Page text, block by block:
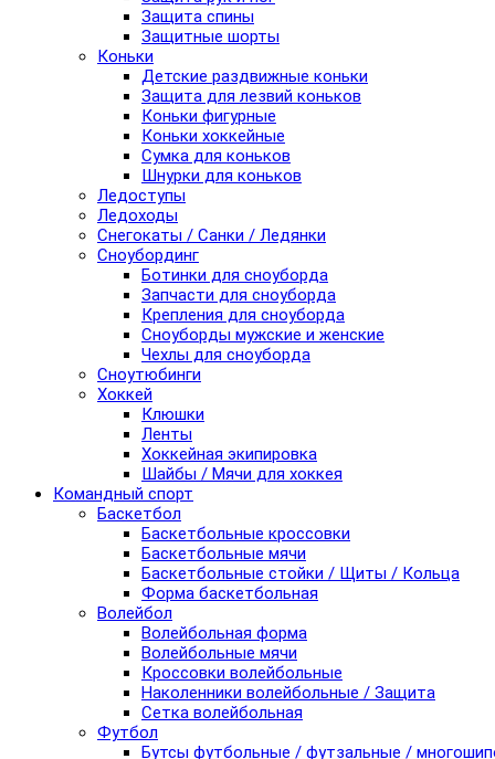
Защита спины
Защитные шорты
Коньки
Детские раздвижные коньки
Защита для лезвий коньков
Коньки фигурные
Коньки хоккейные
Сумка для коньков
Шнурки для коньков
Ледоступы
Ледоходы
Снегокаты / Санки / Ледянки
Сноубординг
Ботинки для сноуборда
Запчасти для сноуборда
Крепления для сноуборда
Сноуборды мужские и женские
Чехлы для сноуборда
Сноутюбинги
Хоккей
Клюшки
Ленты
Хоккейная экипировка
Шайбы / Мячи для хоккея
Командный спорт
Баскетбол
Баскетбольные кроссовки
Баскетбольные мячи
Баскетбольные стойки / Щиты / Кольца
Форма баскетбольная
Волейбол
Волейбольная форма
Волейбольные мячи
Кроссовки волейбольные
Наколенники волейбольные / Защита
Сетка волейбольная
Футбол
Бутсы футбольные / футзальные /